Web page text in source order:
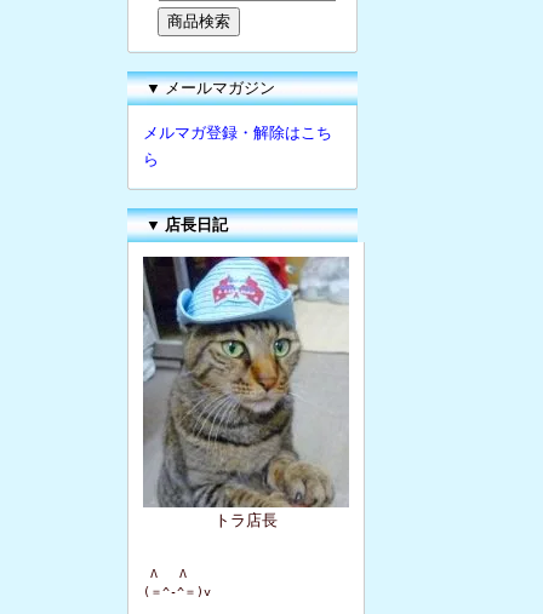
▼ メールマガジン
メルマガ登録・解除はこち
ら
▼ 店長日記
トラ店長
Λ   Λ
(＝^-^＝)v